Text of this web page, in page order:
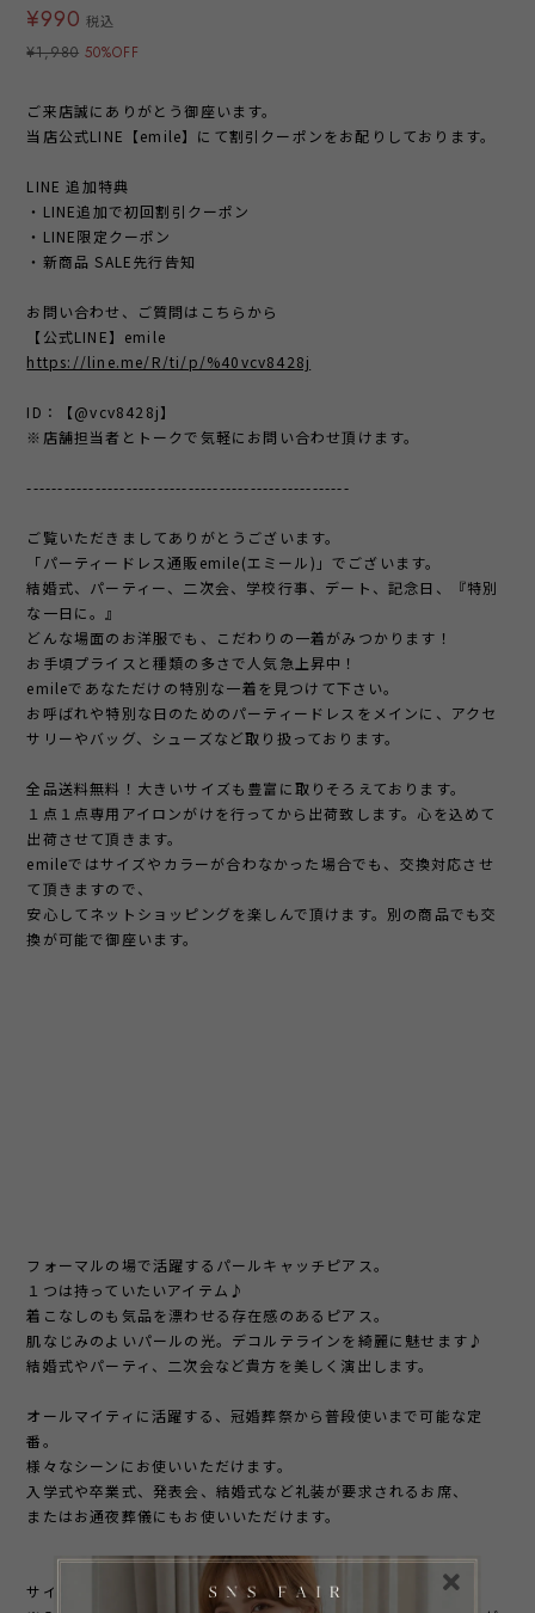
¥990 税込
¥1,980 50%OFF
ご来店誠にありがとう御座います。
当店公式LINE【emile】にて割引クーポンをお配りしております。
LINE 追加特典
・LINE追加で初回割引クーポン
・LINE限定クーポン
・新商品 SALE先行告知
お問い合わせ、ご質問はこちらから
【公式LINE】emile
https://line.me/R/ti/p/%40vcv8428j
ID：【@vcv8428j】
※店舗担当者とトークで気軽にお問い合わせ頂けます。
----------------------------------------------------
ご覧いただきましてありがとうございます。
「パーティードレス通販emile(エミール)」でございます。
結婚式、パーティー、二次会、学校行事、デート、記念日、『特別
な一日に。』
どんな場面のお洋服でも、こだわりの一着がみつかります！
お手頃プライスと種類の多さで人気急上昇中！
emileであなただけの特別な一着を見つけて下さい。
お呼ばれや特別な日のためのパーティードレスをメインに、アクセ
サリーやバッグ、シューズなど取り扱っております。
全品送料無料！大きいサイズも豊富に取りそろえております。
１点１点専用アイロンがけを行ってから出荷致します。心を込めて
出荷させて頂きます。
emileではサイズやカラーが合わなかった場合でも、交換対応させ
て頂きますので、
安心してネットショッピングを楽しんで頂けます。別の商品でも交
換が可能で御座います。
フォーマルの場で活躍するパールキャッチピアス。
１つは持っていたいアイテム♪
着こなしのも気品を漂わせる存在感のあるピアス。
肌なじみのよいパールの光。デコルテラインを綺麗に魅せます♪
結婚式やパーティ、二次会など貴方を美しく演出します。
オールマイティに活躍する、冠婚葬祭から普段使いまで可能な定
番。
様々なシーンにお使いいただけます。
入学式や卒業式、発表会、結婚式など礼装が要求されるお席、
またはお通夜葬儀にもお使いいただけます。
サイズ： パールの直径 約 2cm